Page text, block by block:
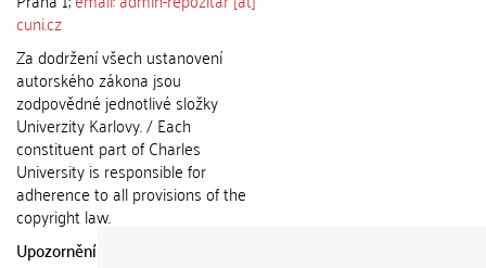
cuni.cz
Za dodržení všech ustanovení
autorského zákona jsou
zodpovědné jednotlivé složky
Univerzity Karlovy. / Each
constituent part of Charles
University is responsible for
adherence to all provisions of the
copyright law.
Upozornění / Notice: